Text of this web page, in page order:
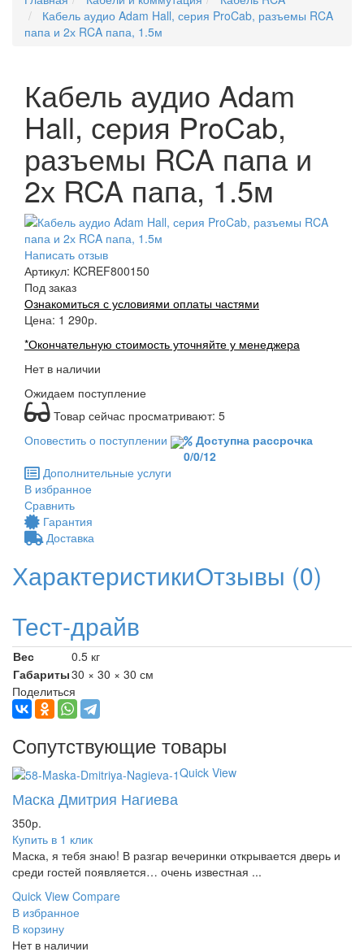
Кабель аудио Adam Hall, серия ProCab, разъемы RCA
папа и 2х RCA папа, 1.5м
Кабель аудио Adam
Hall, серия ProCab,
разъемы RCA папа и
2х RCA папа, 1.5м
Написать отзыв
Артикул: KCREF800150
Под заказ
Ознакомиться с условиями оплаты частями
Цена: 1 290р.
*Окончательную стоимость уточняйте у менеджера
Нет в наличии
Ожидаем поступление
Товар сейчас просматривают: 5
Оповестить о поступлении
Доступна рассрочка
0/0/12
Дополнительные услуги
В избранное
Сравнить
Гарантия
Доставка
ХарактеристикиОтзывы (0)
Тест-драйв
Вес
0.5 кг
Габариты30 × 30 × 30 см
Поделиться
Сопутствующие товары
Quick View
Маска Дмитрия Нагиева
350р.
Купить в 1 клик
Маска, я тебя знаю! В разгар вечеринки открывается дверь и
среди гостей появляется… очень известная ...
Quick View Compare
В избранное
В корзину
Нет в наличии